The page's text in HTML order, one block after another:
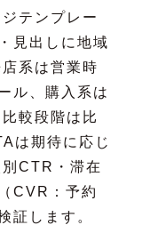
テンプレー
見出しに地域
系は営業時
ル、購入系は
較段階は比
は期待に応じ
CTR・滞在
CVR：予約
証します。